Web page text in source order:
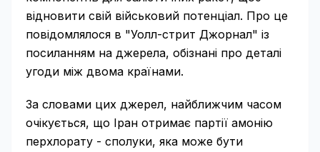
відновити свій військовий потенціал. Про це
повідомлялося в "Уолл-стрит Джорнал" із
посиланням на джерела, обізнані про деталі
угоди між двома країнами.
За словами цих джерел, найближчим часом
очікується, що Іран отримає партії амонію
перхлорату - сполуки, яка може бути